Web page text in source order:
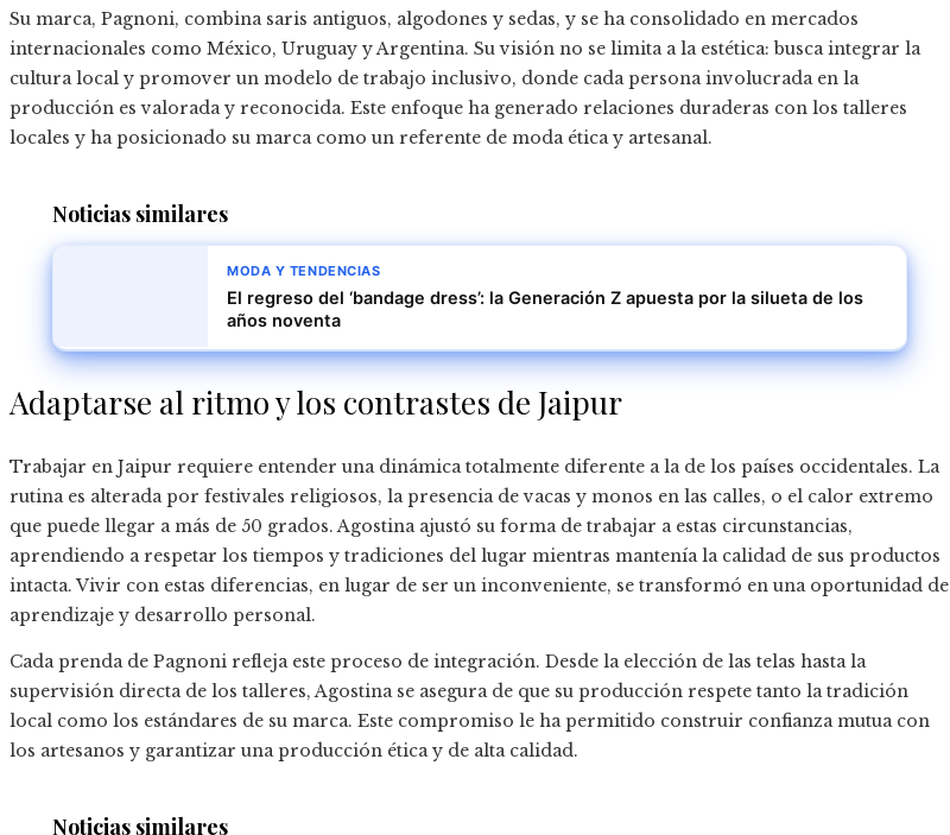
Su marca, Pagnoni, combina saris antiguos, algodones y sedas, y se ha consolidado en mercados
internacionales como México, Uruguay y Argentina. Su visión no se limita a la estética: busca integrar la
cultura local y promover un modelo de trabajo inclusivo, donde cada persona involucrada en la
producción es valorada y reconocida. Este enfoque ha generado relaciones duraderas con los talleres
locales y ha posicionado su marca como un referente de moda ética y artesanal.
Noticias similares
MODA Y TENDENCIAS
El regreso del ‘bandage dress’: la Generación Z apuesta por la silueta de los
años noventa
Adaptarse al ritmo y los contrastes de Jaipur
Trabajar en Jaipur requiere entender una dinámica totalmente diferente a la de los países occidentales. La
rutina es alterada por festivales religiosos, la presencia de vacas y monos en las calles, o el calor extremo
que puede llegar a más de 50 grados. Agostina ajustó su forma de trabajar a estas circunstancias,
aprendiendo a respetar los tiempos y tradiciones del lugar mientras mantenía la calidad de sus productos
intacta. Vivir con estas diferencias, en lugar de ser un inconveniente, se transformó en una oportunidad de
aprendizaje y desarrollo personal.
Cada prenda de Pagnoni refleja este proceso de integración. Desde la elección de las telas hasta la
supervisión directa de los talleres, Agostina se asegura de que su producción respete tanto la tradición
local como los estándares de su marca. Este compromiso le ha permitido construir confianza mutua con
los artesanos y garantizar una producción ética y de alta calidad.
Noticias similares